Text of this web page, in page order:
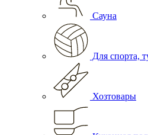
Сауна
Для спорта,
Хозтовары